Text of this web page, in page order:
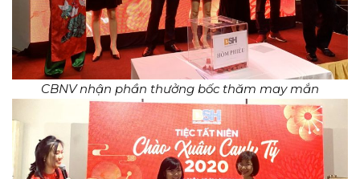
CBNV nhận phần thưởng bốc thăm may mắn